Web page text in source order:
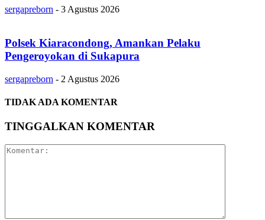
sergapreborn - 3 Agustus 2026
Polsek Kiaracondong, Amankan Pelaku
Pengeroyokan di Sukapura
sergapreborn - 2 Agustus 2026
TIDAK ADA KOMENTAR
TINGGALKAN KOMENTAR